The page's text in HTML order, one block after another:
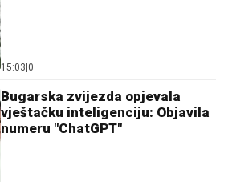
15:03 0
Bugarska zvijezda opjevala
vještačku inteligenciju: Objavila
numeru "ChatGPT"